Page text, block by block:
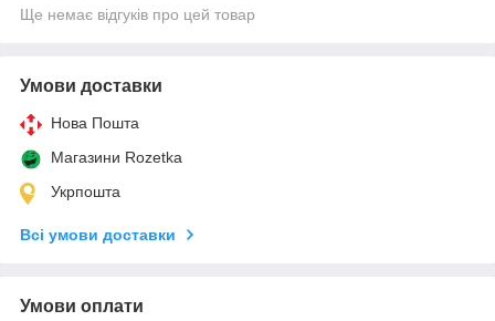
Ще немає відгуків про цей товар
Умови доставки
Нова Пошта
Магазини Rozetka
Укрпошта
Всі умови доставки
Умови оплати